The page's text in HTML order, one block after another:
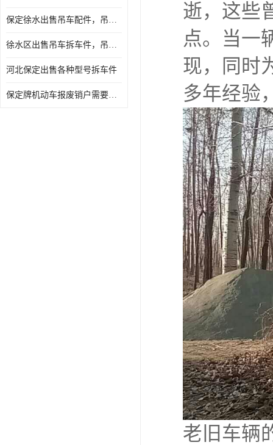
保定徐水出售吊车配件，吊车拆车件出售
徐水区出售吊车拆车件，吊车液压件，吊车发动机变速箱出售
河北保定出售各种型号拆车件
保定牌机动车报废销户需要带哪些手续，流程咨询
逝，这些
点。当一
现，同时
多年经验
老旧车辆